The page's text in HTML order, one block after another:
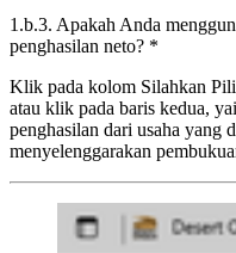
1.b.3. Apakah Anda
penghasilan neto? *
Klik pada kolom Silahkan
atau klik pada baris kedua,
penghasilan dari usaha yang
menyelenggarakan